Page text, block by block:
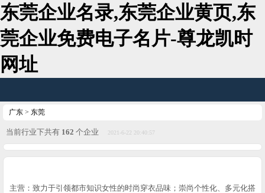
东莞企业名录,东莞企业黄页,东
莞企业免费电子名片-尊龙凯时
网址
广东 > 东莞
当前行业下共有 162 个企业 2021-6-22 20:40:57
主营：致力于引领都市知识女性的时尚穿衣品味；崇尚个性化、多元化搭